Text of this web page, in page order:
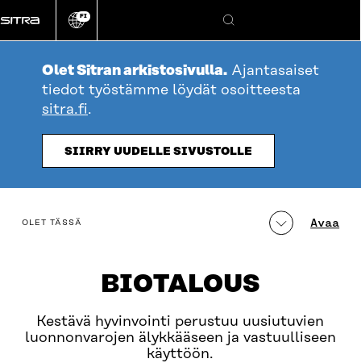
suoraan
sisältöön
Vaihda
kieli
FI
Hae
Olet Sitran arkistosivulla. Ajantasaiset
tiedot työstämme löydät osoitteesta
sitra.fi.
SIIRRY UUDELLE SIVUSTOLLE
BIOTALOUS
Kestävä hyvinvointi perustuu uusiutuvien
luonnonvarojen älykkääseen ja vastuulliseen
käyttöön.
table_of_contents
OLET TÄSSÄ Avaa